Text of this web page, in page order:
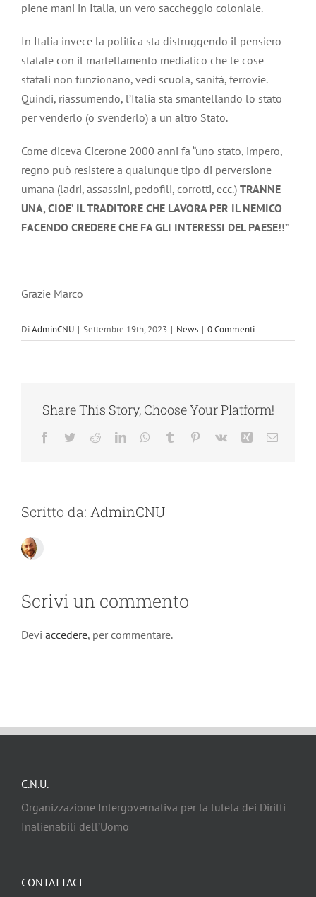
piene mani in Italia, un vero saccheggio coloniale.
In Italia invece la politica sta distruggendo il pensiero
statale con il martellamento mediatico che le cose
statali non funzionano, vedi scuola, sanità, ferrovie.
Quindi, riassumendo, l’Italia sta smantellando lo stato
per venderlo (o svenderlo) a un altro Stato.
Come diceva Cicerone 2000 anni fa “uno stato, impero,
regno può resistere a qualunque tipo di perversione
umana (ladri, assassini, pedofili, corrotti, ecc.) TRANNE
UNA, CIOE’ IL TRADITORE CHE LAVORA PER IL NEMICO
FACENDO CREDERE CHE FA GLI INTERESSI DEL PAESE!!”
Grazie Marco
DiAdminCNU | Settembre 19th, 2023 | News | 0 Commenti
Share This Story, Choose Your Platform!
Facebook
TwitterRedditLinkedInWhatsApp
Tumblr Pinterest
Vk Xing Email
Scritto da: AdminCNU
Scrivi un commento
Devi accedere, per commentare.
C.N.U.
Organizzazione Intergovernativa per la tutela dei Diritti
Inalienabili dell’Uomo
CONTATTACI